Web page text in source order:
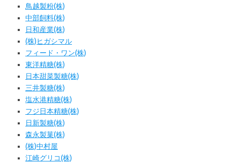
鳥越製粉(株)
中部飼料(株)
日和産業(株)
(株)ヒガシマル
フィード・ワン(株)
東洋精糖(株)
日本甜菜製糖(株)
三井製糖(株)
塩水港精糖(株)
フジ日本精糖(株)
日新製糖(株)
森永製菓(株)
(株)中村屋
江崎グリコ(株)